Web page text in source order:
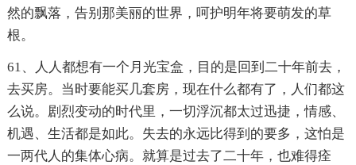
然的飘落，告别那美丽的世界，呵护明年将要萌发的草
根。
61、人人都想有一个月光宝盒，目的是回到二十年前去，
去买房。当时要能买几套房，现在什么都有了，人们都这
么说。剧烈变动的时代里，一切浮沉都太过迅捷，情感、
机遇、生活都是如此。失去的永远比得到的要多，这怕是
一两代人的集体心病。就算是过去了二十年，也难得痊